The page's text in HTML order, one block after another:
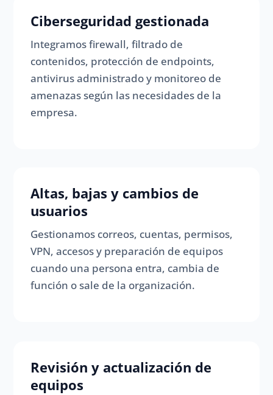
Ciberseguridad gestionada
Integramos firewall, filtrado de
contenidos, protección de endpoints,
antivirus administrado y monitoreo de
amenazas según las necesidades de la
empresa.
Altas, bajas y cambios de
usuarios
Gestionamos correos, cuentas, permisos,
VPN, accesos y preparación de equipos
cuando una persona entra, cambia de
función o sale de la organización.
Revisión y actualización de
equipos